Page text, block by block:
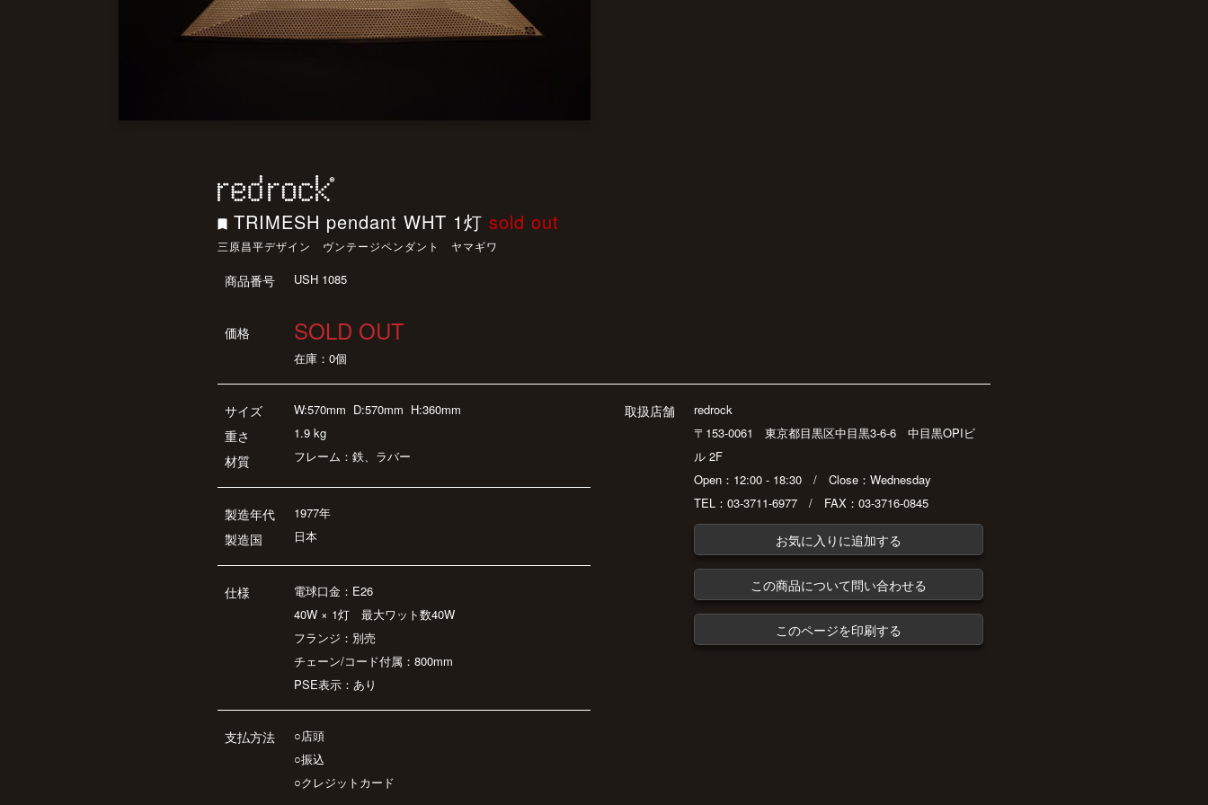
TRIMESH pendant WHT 1灯 sold out
三原昌平デザイン ヴンテージペンダント ヤマギワ
商品番号 USH 1085
価格 SOLD OUT
在庫：0個
サイズ
重さ
材質
W:570mm D:570mm H:360mm
1.9 kg
フレーム：鉄、ラバー
製造年代
製造国
1977年
日本
仕様
電球口金：E26
40W × 1灯 最大ワット数40W
フランジ：別売
チェーン/コード付属：800mm
PSE表示：あり
支払方法
○店頭
○振込
○クレジットカード
取扱店舗
redrock
〒153-0061 東京都目黒区中目黒3-6-6 中目黒OPIビ
ル 2F
Open：12:00 - 18:30 / Close：Wednesday
TEL：03-3711-6977 / FAX：03-3716-0845
お気に入りに追加する
この商品について問い合わせる
このページを印刷する